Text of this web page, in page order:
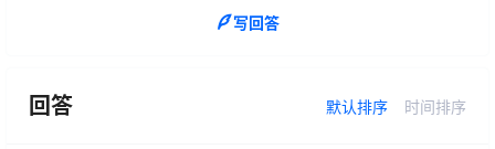
写回答
回答 默认排序 时间排序